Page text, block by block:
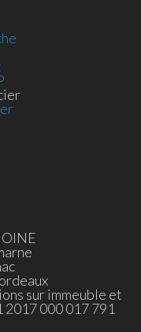
sur immeuble et
2017 000 017 791